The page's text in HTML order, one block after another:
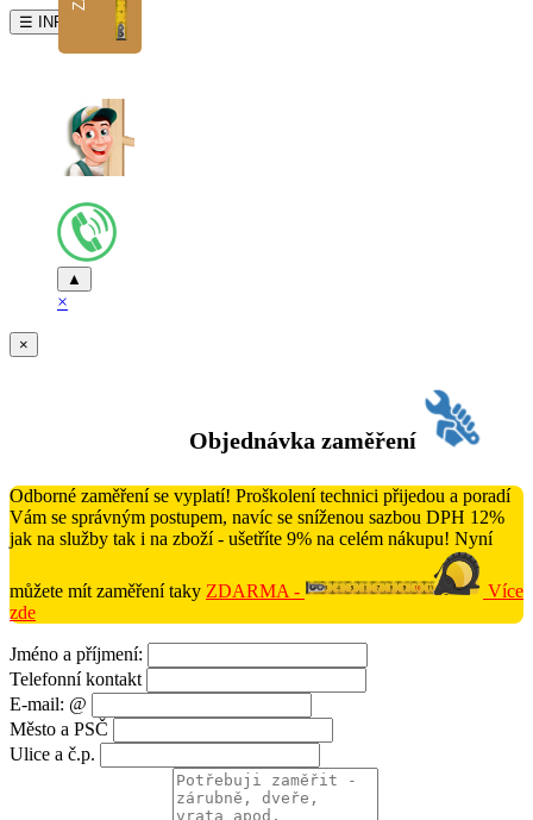
☰ INFO
▲
×
×
Objednávka zaměření
Odborné zaměření se vyplatí! Proškolení technici přijedou a poradí
Vám se správným postupem, navíc se sníženou sazbou DPH 12%
jak na služby tak i na zboží - ušetříte 9% na celém nákupu! Nyní
můžete mít zaměření taky ZDARMA -
Více
zde
Jméno a příjmení:
Telefonní kontakt
E-mail: @
Město a PSČ
Ulice a č.p.